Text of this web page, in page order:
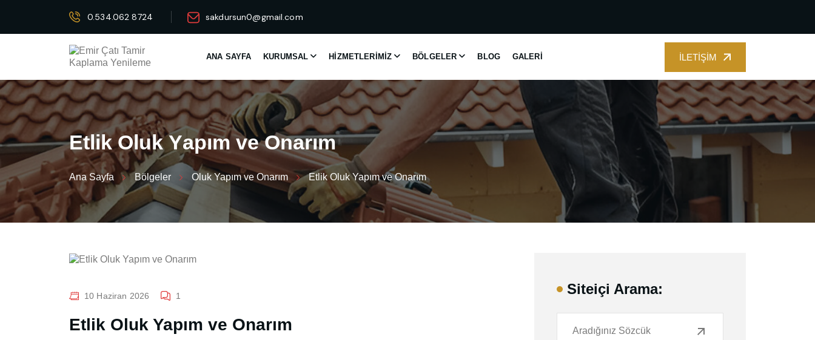
0.534.062 8724 sakdursun0@gmail.com
ANA SAYFA KURUMSAL HIZMETLERIMIZ BÖLGELER BLOG GALERI
İLETIŞIM
Etlik Oluk Yapım ve Onarım
Ana Sayfa Bölgeler Oluk Yapım ve Onarım Etlik Oluk Yapım ve Onarım
10 Haziran 2026 1
Etlik Oluk Yapım ve Onarım
Siteiçi Arama: